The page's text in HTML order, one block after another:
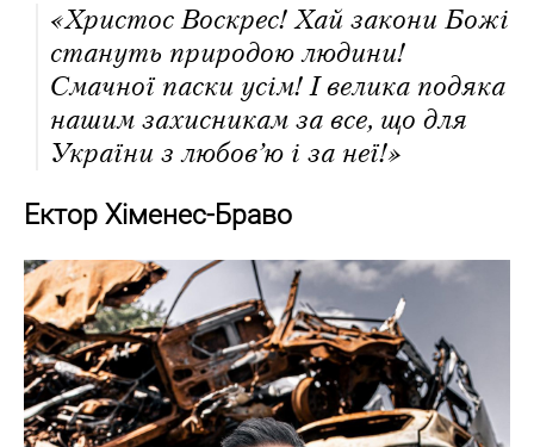
«Христос Воскрес! Хай закони Божі
стануть природою людини!
Смачної паски усім! І велика подяка
нашим захисникам за все, що для
України з любов’ю і за неї!»
Ектор Хіменес-Браво